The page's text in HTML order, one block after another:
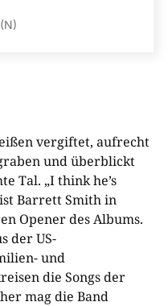
vergiftet, aufrecht
und überblickt
Tal. „I think he’s
Barrett Smith in
Opener des Albums.
der US-
und
die Songs der
mag die Band